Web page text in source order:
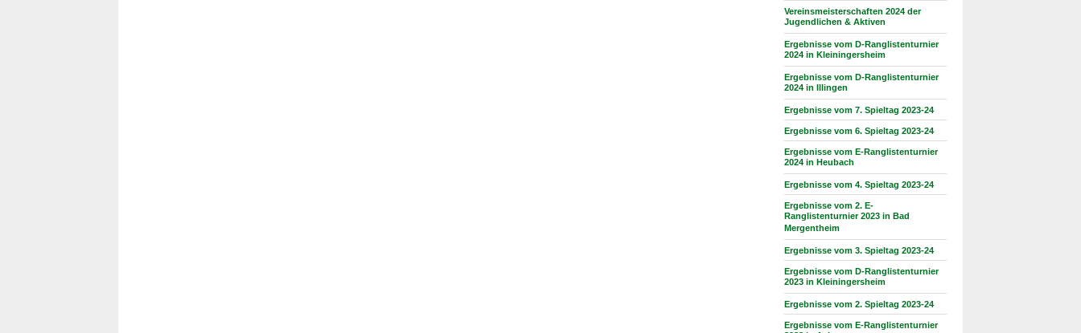
Vereinsmeisterschaften 2024 der
Jugendlichen & Aktiven
Ergebnisse vom D-Ranglistenturnier
2024 in Kleiningersheim
Ergebnisse vom D-Ranglistenturnier
2024 in Illingen
Ergebnisse vom 7. Spieltag 2023-24
Ergebnisse vom 6. Spieltag 2023-24
Ergebnisse vom E-Ranglistenturnier
2024 in Heubach
Ergebnisse vom 4. Spieltag 2023-24
Ergebnisse vom 2. E-
Ranglistenturnier 2023 in Bad
Mergentheim
Ergebnisse vom 3. Spieltag 2023-24
Ergebnisse vom D-Ranglistenturnier
2023 in Kleiningersheim
Ergebnisse vom 2. Spieltag 2023-24
Ergebnisse vom E-Ranglistenturnier